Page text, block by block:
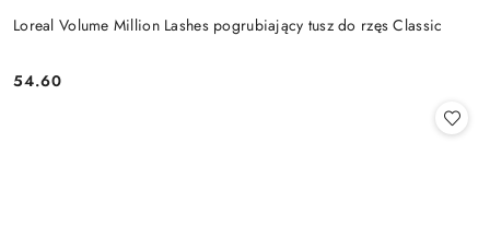
Loreal Volume Million Lashes pogrubiający tusz do rzęs Classic
Cena:
54.60